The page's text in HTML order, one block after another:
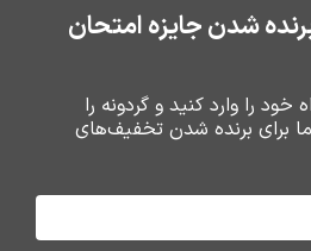
شدن جایزه امتحان
را وارد کنید و گردونه را
برای برنده شدن تخفیف‌های